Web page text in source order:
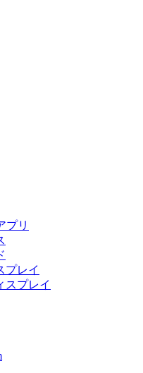
プリ
プレイ
スプレイ